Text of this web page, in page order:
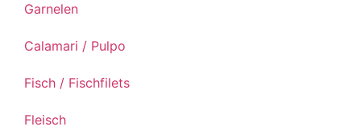
Garnelen
Calamari / Pulpo
Fisch / Fischfilets
Fleisch